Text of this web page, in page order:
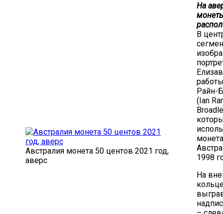
Австралия монета 50 центов 2021 год,
аверс
На
В
Райн-
(Ian
1998
На